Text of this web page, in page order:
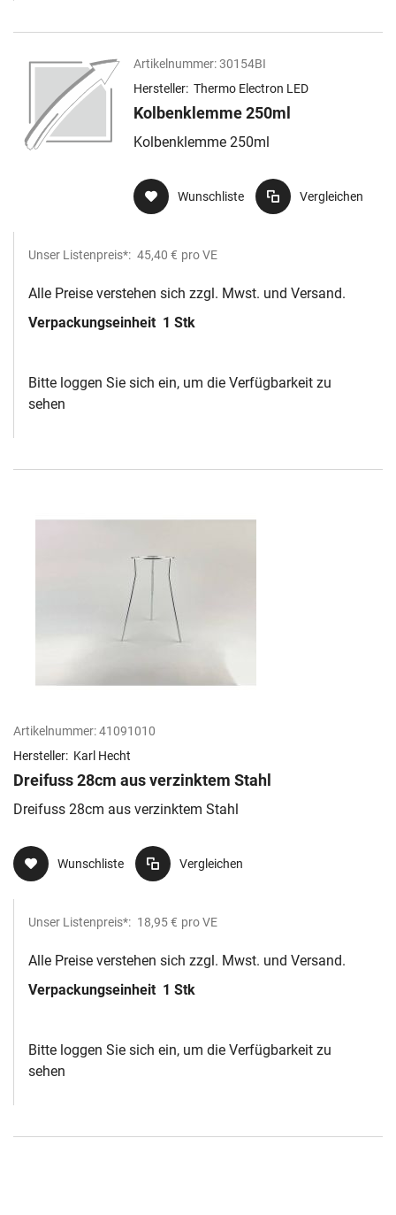
Artikelnummer: 30154BI
Hersteller: Thermo Electron LED
Kolbenklemme 250ml
Kolbenklemme 250ml
Wunschliste Vergleichen
Unser Listenpreis*: 45,40 € pro VE
Alle Preise verstehen sich zzgl. Mwst. und Versand.
Verpackungseinheit 1 Stk
Bitte loggen Sie sich ein, um die Verfügbarkeit zu
sehen
Artikelnummer:41091010
Hersteller: Karl Hecht
Dreifuss 28cm aus verzinktem Stahl
Dreifuss 28cm aus verzinktem Stahl
Wunschliste Vergleichen
Unser Listenpreis*: 18,95 € pro VE
Alle Preise verstehen sich zzgl. Mwst. und Versand.
Verpackungseinheit 1 Stk
Bitte loggen Sie sich ein, um die Verfügbarkeit zu
sehen